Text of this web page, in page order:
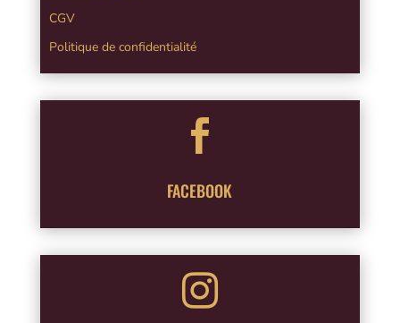
CGV
Politique de confidentialité

FACEBOOK
